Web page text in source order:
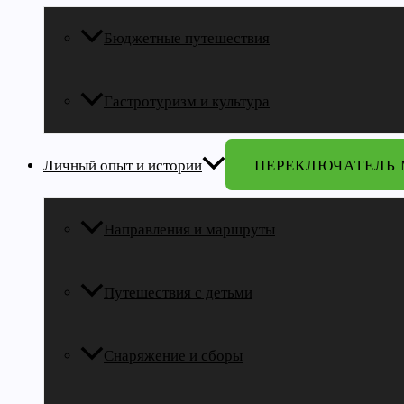
Бюджетные путешествия
Гастротуризм и культура
Личный опыт и истории
Направления и маршруты
Путешествия с детьми
Снаряжение и сборы